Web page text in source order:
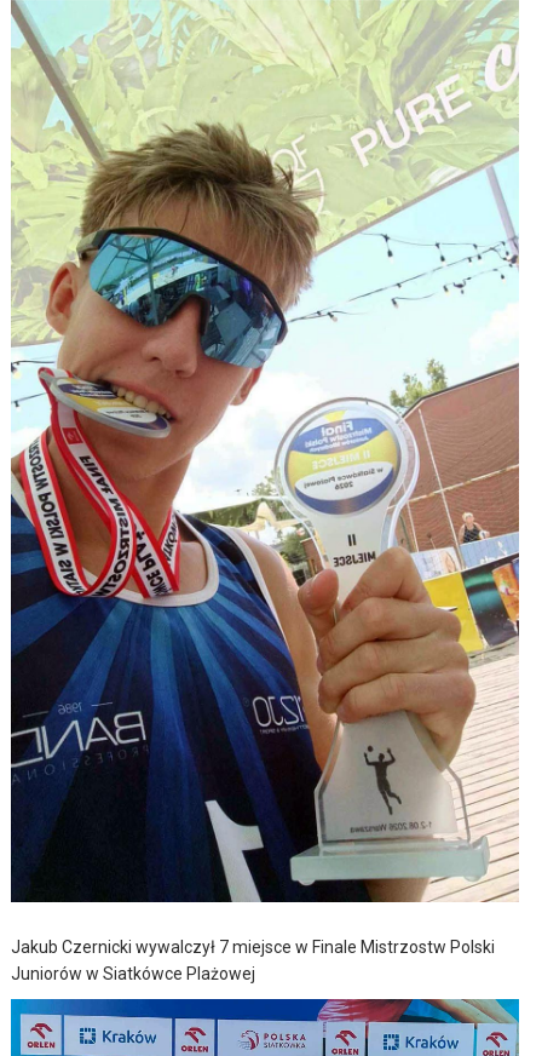
Jakub Czernicki wywalczył 7 miejsce w Finale Mistrzostw Polski
Juniorów w Siatkówce Plażowej